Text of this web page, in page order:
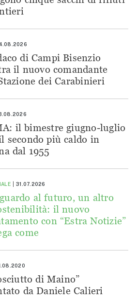
di Campi Bisenzio
il nuovo comandante
dei Carabinieri
il bimestre giugno-luglio
secondo più caldo in
dal 1955
31.07.2026
al futuro, un altro
il nuovo
con “Estra Notizie”
come
di Maino”
da Daniele Calieri